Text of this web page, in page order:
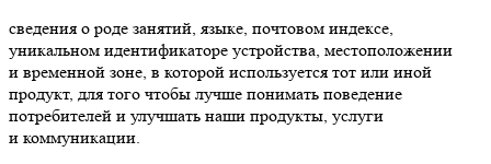
сведения о роде занятий, языке, почтовом индексе,
уникальном идентификаторе устройства, местоположении
и временной зоне, в которой используется тот или иной
продукт, для того чтобы лучше понимать поведение
потребителей и улучшать наши продукты, услуги
и коммуникации.